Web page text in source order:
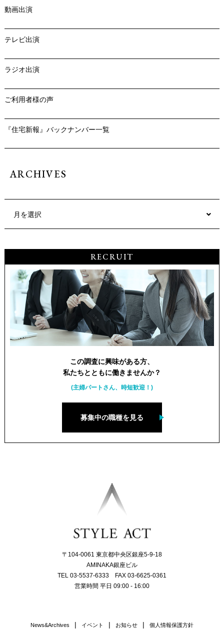
動画出演
テレビ出演
ラジオ出演
ご利用者様の声
『住宅新報』バックナンバー一覧
ARCHIVES
月を選択
RECRUIT
この調査に興味がある方、
私たちとともに働きませんか？
(主婦パートさん、時短歓迎！)
募集中の職種を見る
〒104-0061 東京都中央区銀座5-9-18
AMINAKA銀座ビル
TEL 03-5537-6333 FAX 03-6625-0361
営業時間 平日 09:00 - 16:00
News&Archives イベント お知らせ 個人情報保護方針